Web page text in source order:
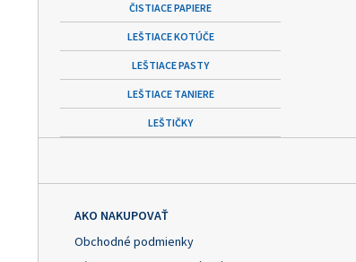
ČISTIACE PAPIERE
LEŠTIACE KOTÚČE
LEŠTIACE PASTY
LEŠTIACE TANIERE
LEŠTIČKY
AKO NAKUPOVAŤ
Obchodné podmienky